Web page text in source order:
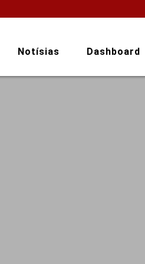
Notísias Dashboard